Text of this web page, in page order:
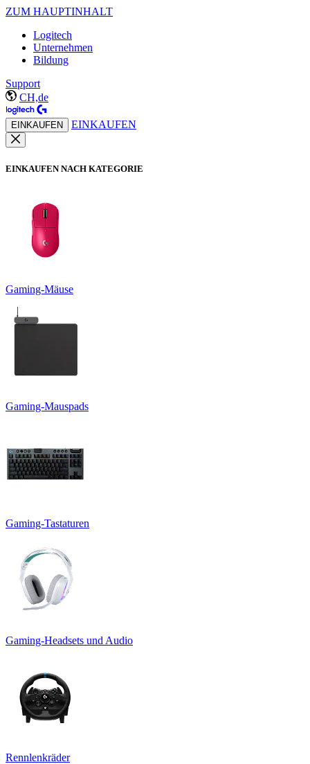
ZUM HAUPTINHALT
Logitech
Unternehmen
Bildung
Support
CH,de
EINKAUFEN EINKAUFEN
EINKAUFEN NACH KATEGORIE
Gaming-Mäuse
Gaming-Mauspads
Gaming-Tastaturen
Gaming-Headsets und Audio
Rennlenkräder